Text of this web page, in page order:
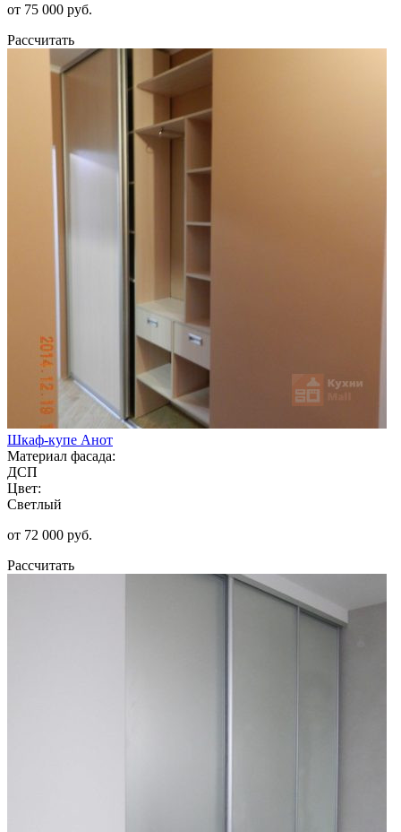
от 75 000 руб.
Рассчитать
Шкаф-купе Анот
Материал фасада:
ДСП
Цвет:
Светлый
от 72 000 руб.
Рассчитать